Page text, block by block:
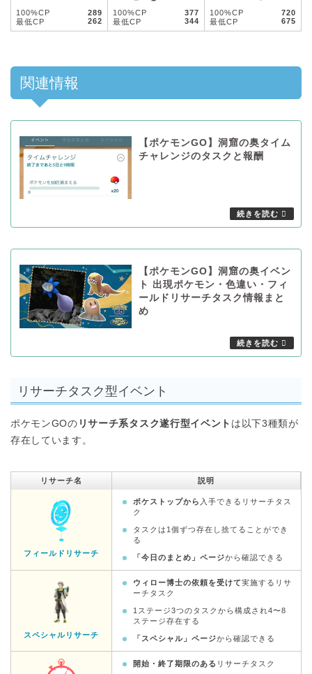
100%CP
289
最低CP
262
100%CP
377
最低CP
344
100%CP
720
最低CP
675
関連情報
【ポケモンGO】洞窟の奥タイム
チャレンジのタスクと報酬
【ポケモンGO】洞窟の奥イベン
ト 出現ポケモン・色違い・フィ
ールドリサーチタスク情報まと
め
リサーチタスク型イベント
ポケモンGOの リサーチ系タスク遂行型イベント は以下3種類が
存在しています。
リサーチ名 説明
フィールドリサーチ
ポケストップから 入手できるリサーチタス
ク
タスクは1個ずつ存在し捨てることができ
る
「今日のまとめ」ページから確認できる
スペシャルリサーチ
ウィロー博士の依頼を受けて実施するリサ
ーチタスク
1ステージ3つのタスクから構成され4〜8
ステージ存在する
「スペシャル」ページから確認できる
開始・終了期限のある リサーチタスク